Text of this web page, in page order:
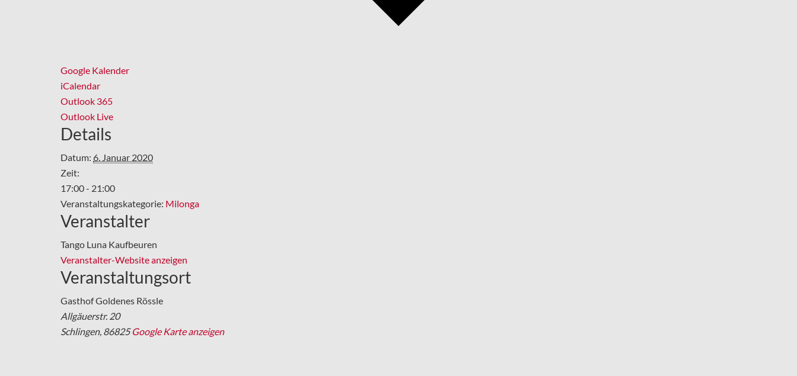
Google Kalender
iCalendar
Outlook 365
Outlook Live
Details
Datum: 6. Januar 2020
Zeit:
17:00 - 21:00
Veranstaltungskategorie: Milonga
Veranstalter
Tango Luna Kaufbeuren
Veranstalter-Website anzeigen
Veranstaltungsort
Gasthof Goldenes Rössle
Allgäuerstr. 20
Schlingen, 86825 Google Karte anzeigen